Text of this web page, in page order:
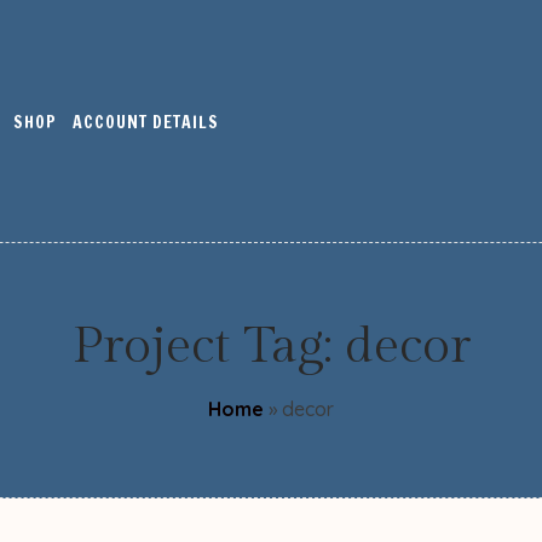
SHOP ACCOUNT DETAILS
Project Tag: decor
Home » decor